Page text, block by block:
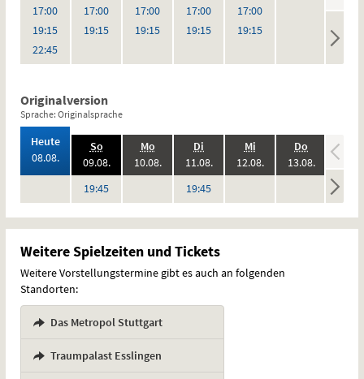
17:00Uhr
19:15Uhr
22:45Uhr
17:00Uhr
19:15Uhr
17:00Uhr
19:15Uhr
17:00Uhr
19:15Uhr
17:00Uhr
19:15Uhr
keine
Originalversion
Sprache: Originalsprache
Heute,
08.08.2026:
Vorstellungen
So.,
09.08.2026:
19:45Uhr
Mo.,
10.08.2026:
Vorstellungen
Di
11.08.2026:
19:45Uhr
Mi.,
12.08.2026:
Vorstellungen
Do
13.08.2026:
Vorstellungen
keine
Weitere Spielzeiten und Tickets
Weitere Vorstellungstermine gibt es auch an folgenden
Standorten:
Das Metropol Stuttgart
Traumpalast Esslingen